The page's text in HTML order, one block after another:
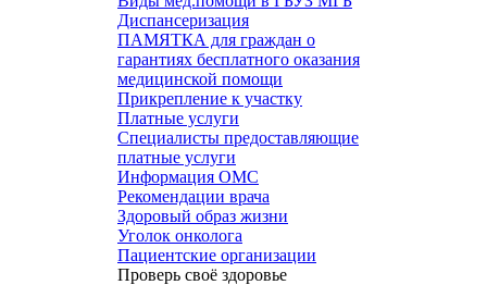
Диспансеризация
ПАМЯТКА для граждан о
гарантиях бесплатного оказания
медицинской помощи
Прикрепление к участку
Платные услуги
Специалисты предоставляющие
платные услуги
Информация ОМС
Рекомендации врача
Здоровый образ жизни
Уголок онколога
Пациентские организации
Проверь своё здоровье